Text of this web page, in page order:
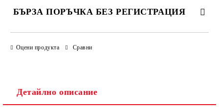
БЪРЗА ПОРЪЧКА БЕЗ РЕГИСТРАЦИЯ
Оцени продукта Сравни
Детайлно описание